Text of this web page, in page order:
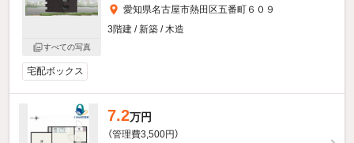
すべての写真
愛知県名古屋市熱田区五番町６０９
3階建 / 新築 / 木造
宅配ボックス
7.2万円
（管理費3,500円）